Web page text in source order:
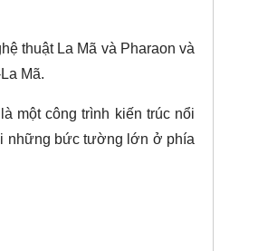
thuật La Mã và Pharaon và
Mã.
một công trình kiến trúc nổi
những bức tường lớn ở phía